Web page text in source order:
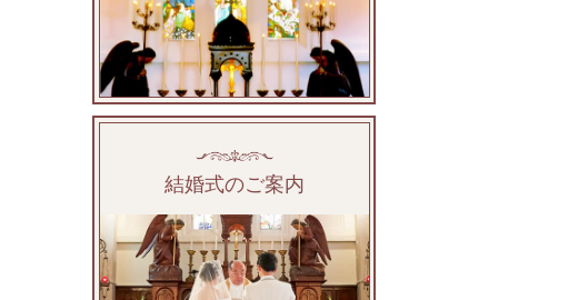
結婚式のご案内